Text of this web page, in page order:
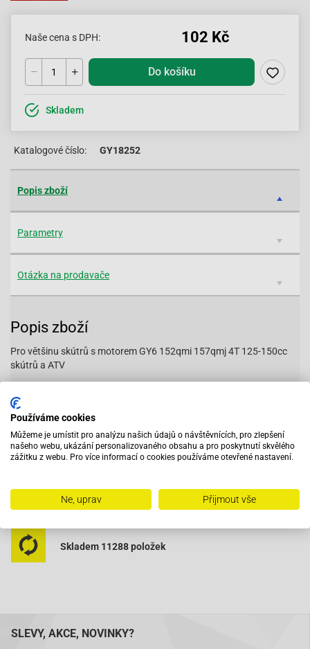
Naše cena s DPH: 102 Kč
Do košíku
Skladem
Katalogové číslo: GY18252
Popis zboží
Parametry
Otázka na prodavače
Popis zboží
Pro většinu skútrů s motorem GY6 152qmi 157qmj 4T 125-150cc
skútrů a ATV
Vybavený servis s odborným vyškoleným personálem
Při objednání do 12:00 zboží zítra u vás
Na trhu od roku 2007
Skladem 11288 položek
SLEVY, AKCE, NOVINKY?
Používáme cookies
Můžeme je umístit pro analýzu našich údajů o návštěvnících, pro zlepšení
našeho webu, ukázání personalizovaného obsahu a pro poskytnutí skvělého
zážitku z webu. Pro více informací o cookies používáme otevřené nastavení.
Ne, uprav Přijmout vše